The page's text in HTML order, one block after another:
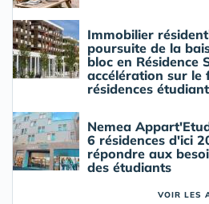
Immobilier
poursuite de la
bloc en Résidence
accélération sur le
résidences
Nemea
6 résidences d'ici
répondre aux
des étudiants
VOIR LES